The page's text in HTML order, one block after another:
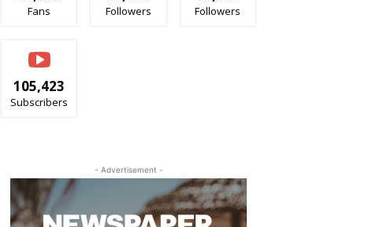
Fans Followers Followers
105,423
Subscribers
- Advertisement -